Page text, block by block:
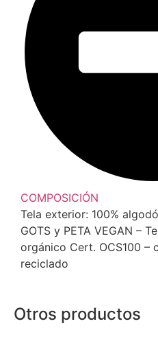
COMPOSICIÓN
Tela exterior: 100%
GOTS y PETA VEGAN –
orgánico Cert. OCS100 –
reciclado
Otros productos